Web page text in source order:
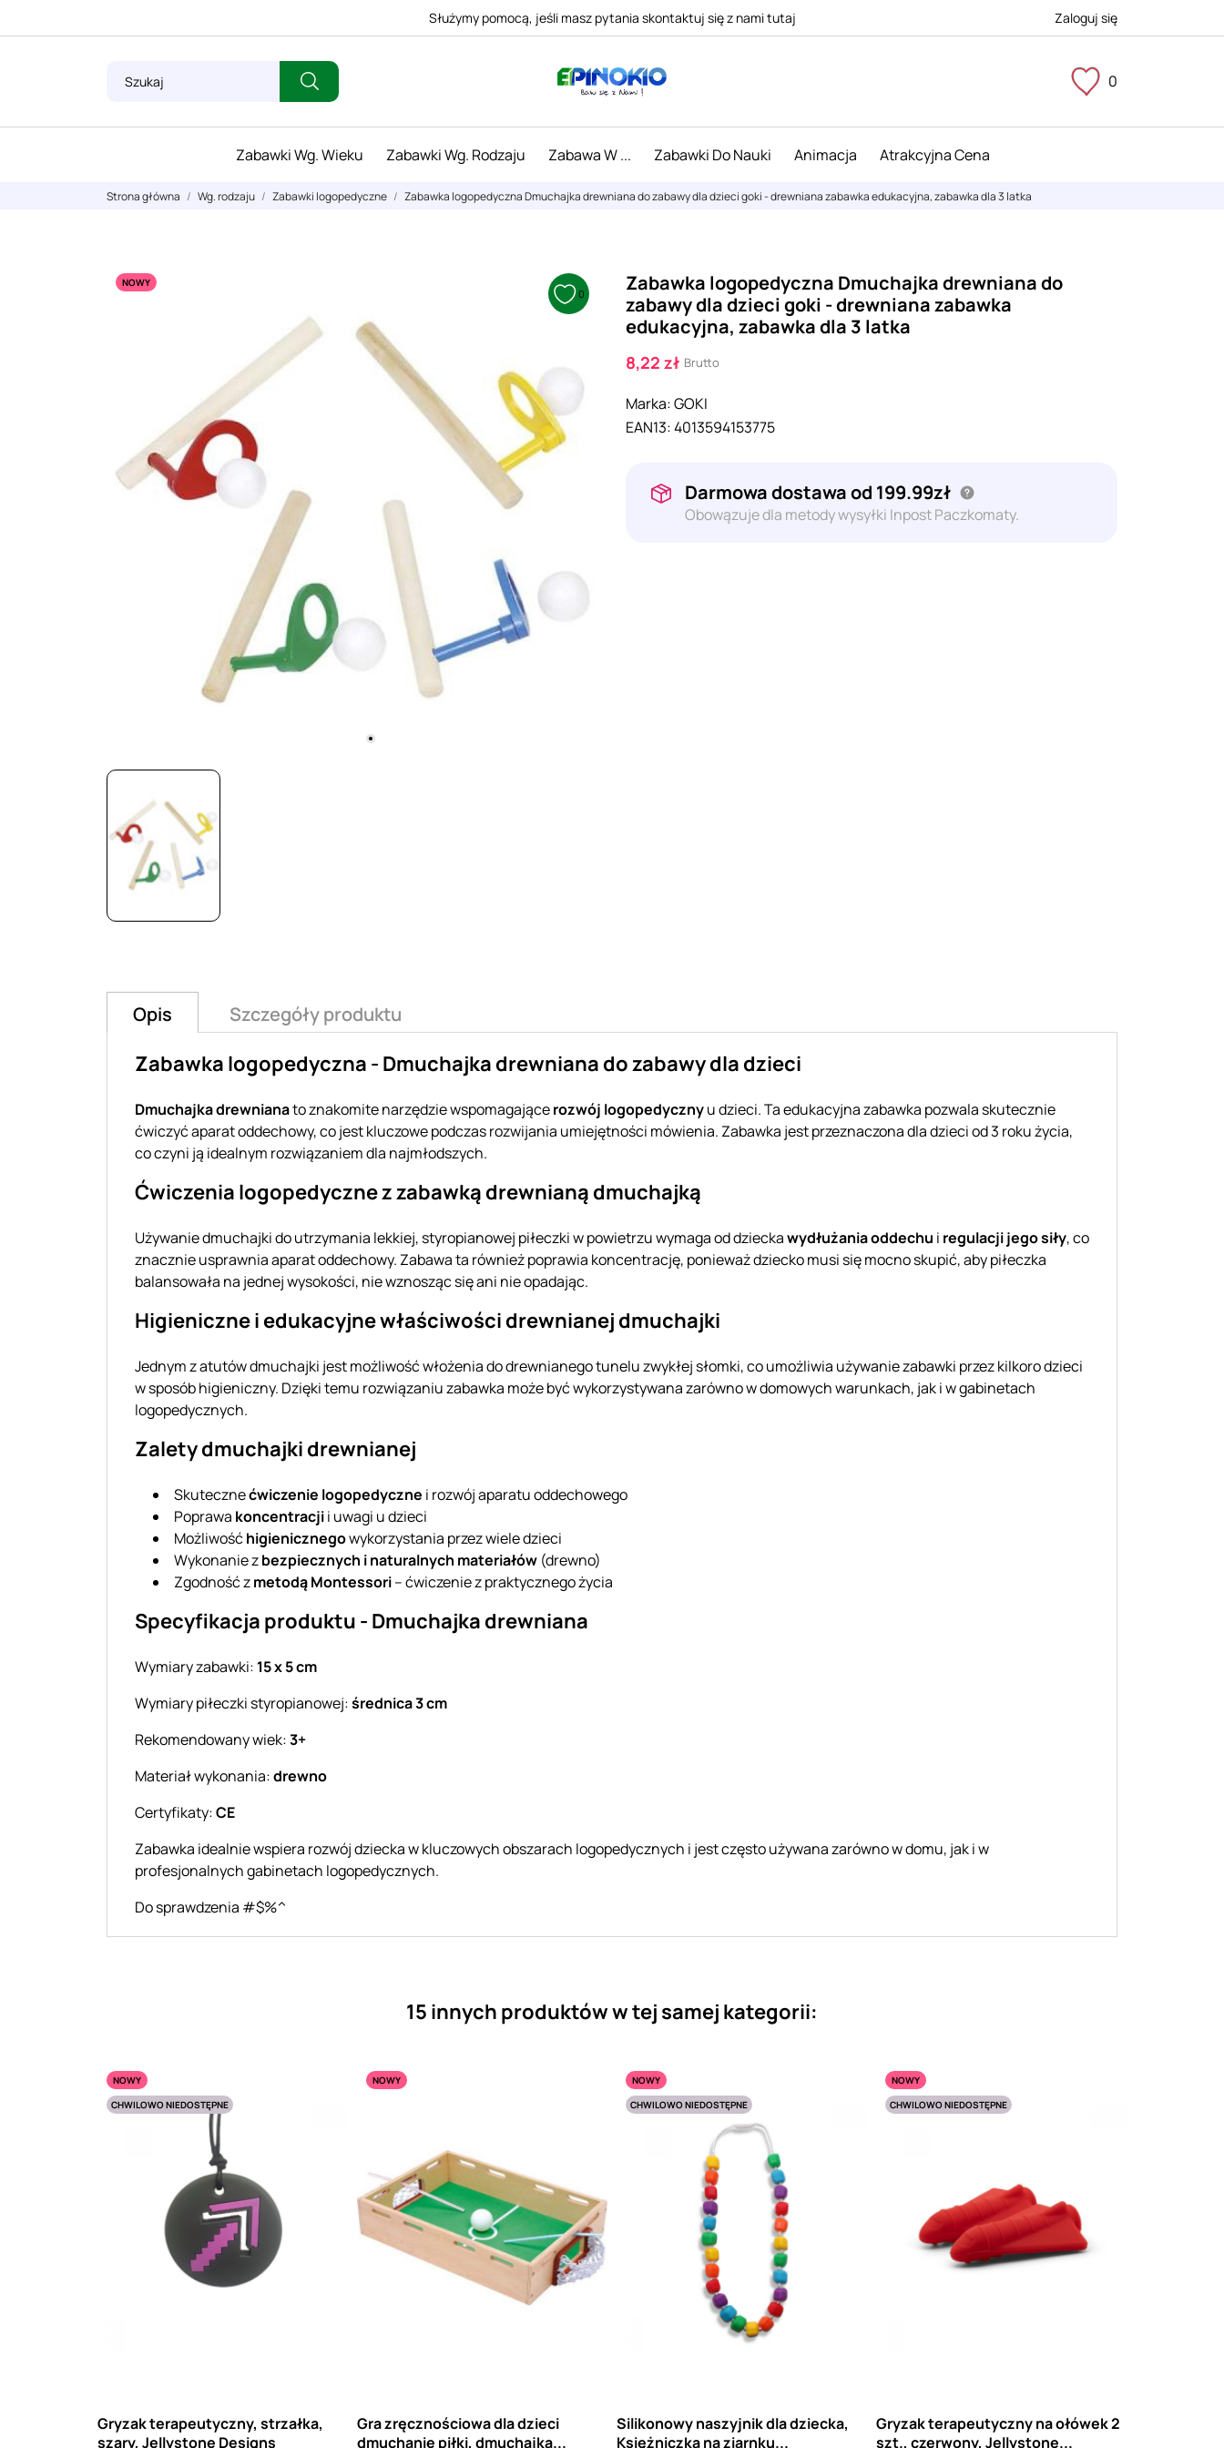
Służymy pomocą, jeśli masz pytania skontaktuj się z nami tutaj Zaloguj się
0
Zabawki Wg. Wieku Zabawki Wg. Rodzaju Zabawa W ... Zabawki Do Nauki Animacja Atrakcyjna Cena
Strona główna Wg. rodzaju Zabawki logopedyczne Zabawka logopedyczna Dmuchajka drewniana do zabawy dla dzieci goki - drewniana zabawka edukacyjna, zabawka dla 3 latka
NOWY
0
Zabawka logopedyczna Dmuchajka drewniana do
zabawy dla dzieci goki - drewniana zabawka
edukacyjna, zabawka dla 3 latka
8,22 zł Brutto
Marka:GOKI
EAN13:4013594153775
Darmowa dostawa od 199.99zł
Obowązuje dla metody wysyłki Inpost Paczkomaty.
Opis Szczegóły produktu
Zabawka logopedyczna - Dmuchajka drewniana do zabawy dla dzieci
Dmuchajka drewnianato znakomite narzędzie wspomagającerozwój logopedycznyu dzieci. Ta edukacyjna zabawka pozwala skutecznie
ćwiczyć aparat oddechowy, co jest kluczowe podczas rozwijania umiejętności mówienia. Zabawka jest przeznaczona dla dzieci od 3 roku życia,
co czyni ją idealnym rozwiązaniem dla najmłodszych.
Ćwiczenia logopedyczne z zabawką drewnianą dmuchajką
Używanie dmuchajki do utrzymania lekkiej, styropianowej piłeczki w powietrzu wymaga od dzieckawydłużania oddechu i regulacji jego siły, co
znacznie usprawnia aparat oddechowy. Zabawa ta również poprawia koncentrację, ponieważ dziecko musi się mocno skupić, aby piłeczka
balansowała na jednej wysokości, nie wznosząc się ani nie opadając.
Higieniczne i edukacyjne właściwości drewnianej dmuchajki
Jednym z atutów dmuchajki jest możliwość włożenia do drewnianego tunelu zwykłej słomki, co umożliwia używanie zabawki przez kilkoro dzieci
w sposób higieniczny. Dzięki temu rozwiązaniu zabawka może być wykorzystywana zarówno w domowych warunkach, jak i w gabinetach
logopedycznych.
Zalety dmuchajki drewnianej
Skutecznećwiczenie logopedyczne i rozwój aparatu oddechowego
Poprawa koncentracjii uwagi u dzieci
Możliwośćhigienicznegowykorzystania przez wiele dzieci
Wykonanie zbezpiecznych i naturalnych materiałów (drewno)
Zgodność zmetodą Montessori– ćwiczenie z praktycznego życia
Specyfikacja produktu - Dmuchajka drewniana
Wymiary zabawki: 15 x 5 cm
Wymiary piłeczki styropianowej:średnica 3 cm
Rekomendowany wiek:3+
Materiał wykonania:drewno
Certyfikaty:CE
Zabawka idealnie wspiera rozwój dziecka w kluczowych obszarach logopedycznych i jest często używana zarówno w domu, jak i w
profesjonalnych gabinetach logopedycznych.
Do sprawdzenia #$%^
15 innych produktów w tej samej kategorii:
NOWY
CHWILOWO NIEDOSTĘPNE
Gryzak terapeutyczny, strzałka,
szary, Jellystone Designs
NOWY
Gra zręcznościowa dla dzieci
dmuchanie piłki, dmuchajka...
NOWY
CHWILOWO NIEDOSTĘPNE
Silikonowy naszyjnik dla dziecka,
Księżniczka na ziarnku...
NOWY
CHWILOWO NIEDOSTĘPNE
Gryzak terapeutyczny na ołówek 2
szt., czerwony, Jellystone...